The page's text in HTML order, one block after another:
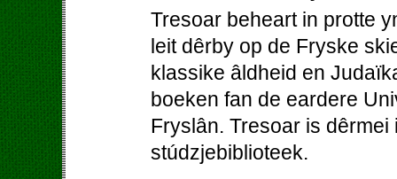
Tresoar beheart in protte
leit dêrby op de Fryske
klassike âldheid en
boeken fan de eardere
Fryslân. Tresoar is
stúdzjebiblioteek.